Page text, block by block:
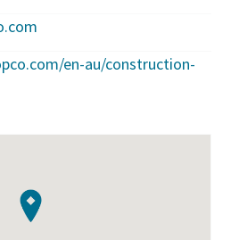
en-au/construction-